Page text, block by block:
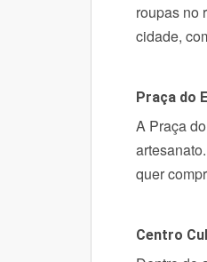
roupas no
cidade,
Praça do
A Praça
quer
Centro